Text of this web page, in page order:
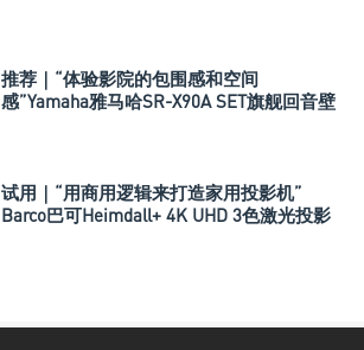
推荐｜“体验影院的包围感和空间
感”Yamaha雅马哈SR-X90A SET旗舰回音壁
试用｜“用商用逻辑来打造家用投影机”
Barco巴可Heimdall+ 4K UHD 3色激光投影